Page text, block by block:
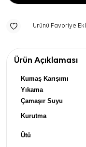
Ürünü Favoriye
Ürün Açıklaması
Kumaş Karışımı
Yıkama
Çamaşır Suyu
Kurutma
Ütü